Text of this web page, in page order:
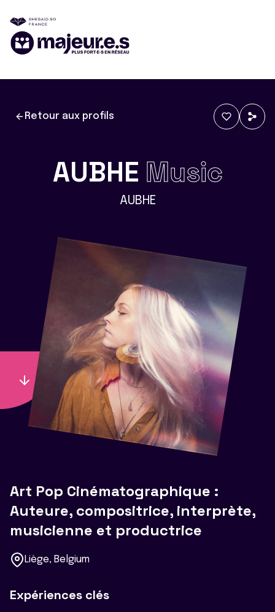
Retour aux profils
AUBHE Music
AUBHE
Art Pop Cinématographique :
Auteure, compositrice, interprète,
musicienne et productrice
Liège, Belgium
Expériences clés